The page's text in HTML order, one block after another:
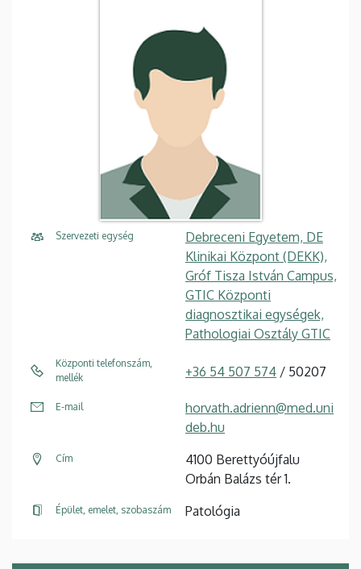
Szervezeti egység
Debreceni Egyetem, DE
Klinikai Központ (DEKK),
Gróf Tisza István Campus,
GTIC Központi
diagnosztikai egységek,
Pathologiai Osztály GTIC
Központi telefonszám,
mellék
+36 54 507 574 / 50207
E-mail
horvath.adrienn@med.uni
deb.hu
Cím
4100 Berettyóújfalu
Orbán Balázs tér 1.
Épület, emelet, szobaszám Patológia